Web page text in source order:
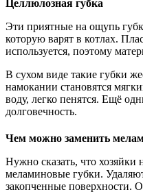
Целлюлозная губка
Эти приятные на ощупь
которую варят в котлах.
используется, поэтому
В сухом виде такие губки
намокании становятся
воду, легко пенятся. Ещё
долговечность.
Чем можно заменить
Нужно сказать, что хозяйки
меламиновые губки.
закопченные поверхности.